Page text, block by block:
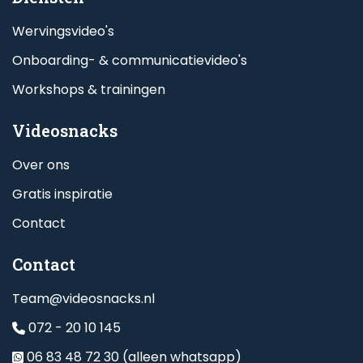
Wervingsvideo's
Onboarding- & communicatievideo's
Workshops & trainingen
Videosnacks
Over ons
Gratis inspiratie
Contact
Contact
Team@videosnacks.nl
072 - 20 10 145
06 83 48 72 30 (alleen whatsapp)